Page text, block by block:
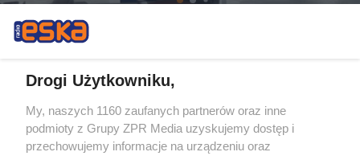
Drogi Użytkowniku,
My, naszych 1160 zaufanych partnerów oraz inne
podmioty z Grupy ZPR Media uzyskujemy dostęp i
przechowujemy informacje na urządzeniu oraz